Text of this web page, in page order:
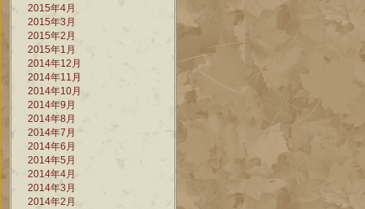
2015年4月
2015年3月
2015年2月
2015年1月
2014年12月
2014年11月
2014年10月
2014年9月
2014年8月
2014年7月
2014年6月
2014年5月
2014年4月
2014年3月
2014年2月